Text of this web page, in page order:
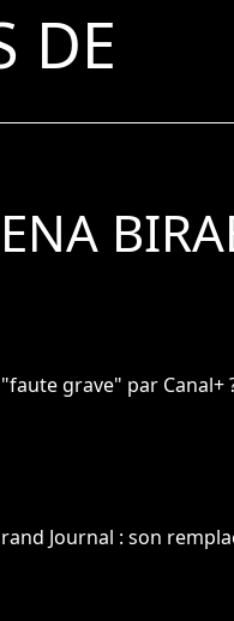
DE
grave" par Canal+
Journal : son